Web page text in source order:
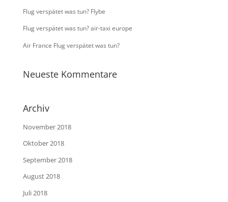
Flug verspätet was tun? Flybe
Flug verspätet was tun? air-taxi europe
Air France Flug verspätet was tun?
Neueste Kommentare
Archiv
November 2018
Oktober 2018
September 2018
August 2018
Juli 2018